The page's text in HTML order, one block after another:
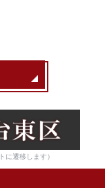
に遷移します）